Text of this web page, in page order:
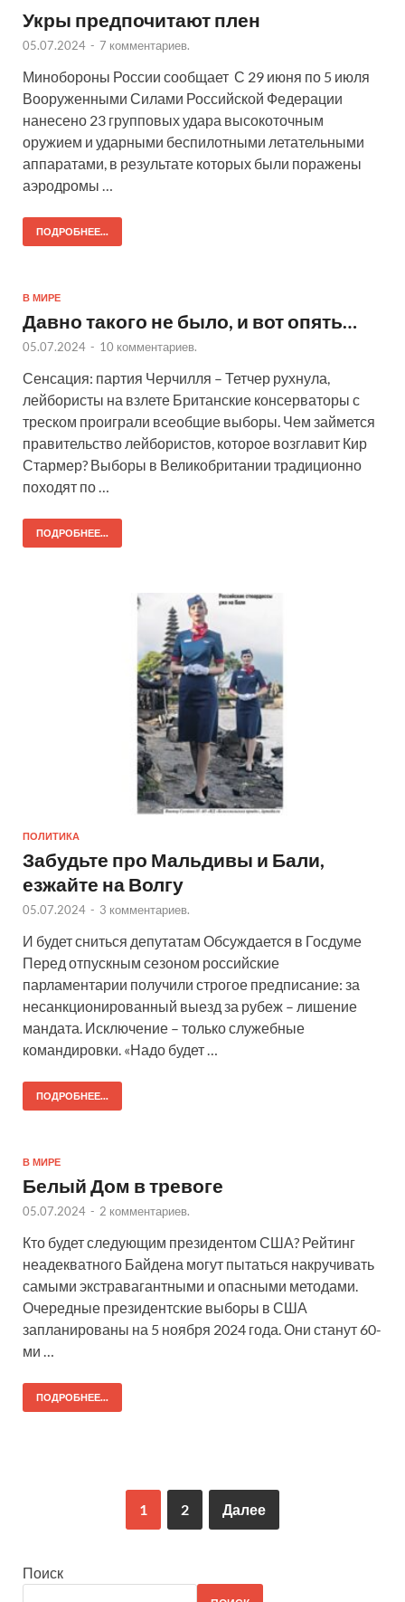
Укры предпочитают плен
05.07.2024 - 7 комментариев.
Минобороны России сообщает С 29 июня по 5 июля
Вооруженными Силами Российской Федерации
нанесено 23 групповых удара высокоточным
оружием и ударными беспилотными летательными
аппаратами, в результате которых были поражены
аэродромы …
ПОДРОБНЕЕ...
В МИРЕ
Давно такого не было, и вот опять…
05.07.2024 - 10 комментариев.
Сенсация: партия Черчилля – Тетчер рухнула,
лейбористы на взлете Британские консерваторы с
треском проиграли всеобщие выборы. Чем займется
правительство лейбористов, которое возглавит Кир
Стармер? Выборы в Великобритании традиционно
походят по …
ПОДРОБНЕЕ...
ПОЛИТИКА
Забудьте про Мальдивы и Бали,
езжайте на Волгу
05.07.2024 - 3 комментариев.
И будет сниться депутатам Обсуждается в Госдуме
Перед отпускным сезоном российские
парламентарии получили строгое предписание: за
несанкционированный выезд за рубеж – лишение
мандата. Исключение – только служебные
командировки. «Надо будет …
ПОДРОБНЕЕ...
В МИРЕ
Белый Дом в тревоге
05.07.2024 - 2 комментариев.
Кто будет следующим президентом США? Рейтинг
неадекватного Байдена могут пытаться накручивать
самыми экстравагантными и опасными методами.
Очередные президентские выборы в США
запланированы на 5 ноября 2024 года. Они станут 60-
ми …
ПОДРОБНЕЕ...
1 2 Далее
Поиск